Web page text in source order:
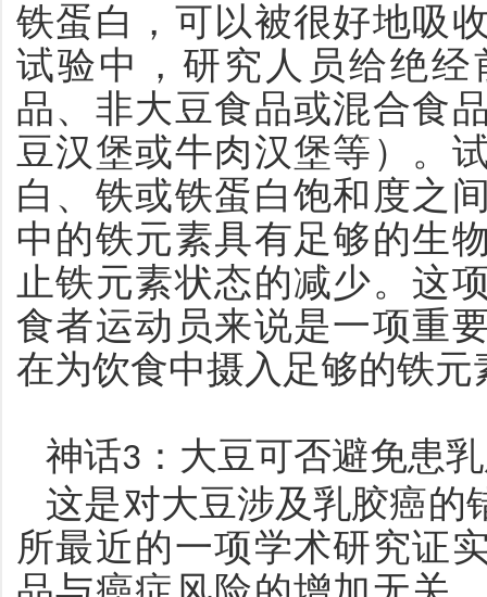
铁蛋白，可以被很好地吸
试验中，研究人员给绝
品、非大豆食品或混合食
豆汉堡或牛肉汉堡等）。
白、铁或铁蛋白饱和度之
中的铁元素具有足够的生
止铁元素状态的减少。这
食者运动员来说是一项重
在为饮食中摄入足够的铁元
神话3 ：大豆可否避免患
这是对大豆涉及乳胶癌的
所最近的一项学术研究证